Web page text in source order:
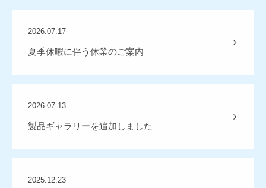
2026.07.17
夏季休暇に伴う休業のご案内
2026.07.13
製品ギャラリーを追加しました
2025.12.23